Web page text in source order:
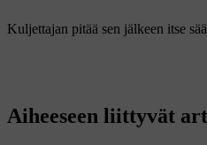
Kuljettajan pitää sen jälkeen itse
Aiheeseen liittyvät